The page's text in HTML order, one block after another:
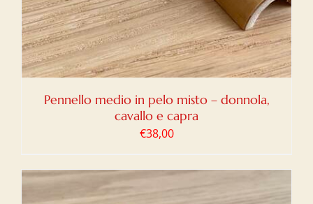
Pennello medio in pelo misto – donnola,
cavallo e capra
€38,00